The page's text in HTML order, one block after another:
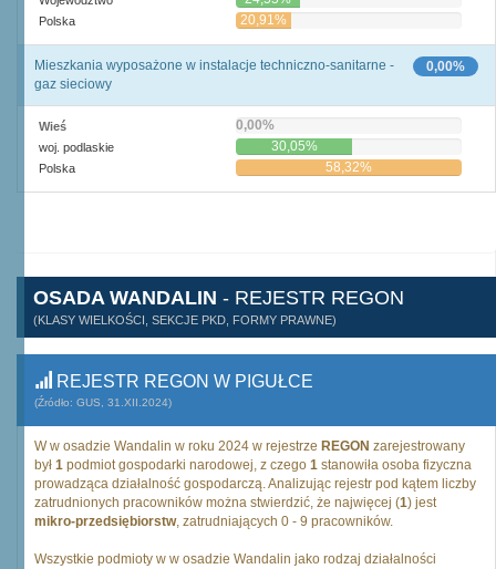
Polska 20,91%
0,00%
Mieszkania wyposażone w instalacje techniczno-sanitarne -
gaz sieciowy
Wieś 0,00%
woj. podlaskie 30,05%
Polska 58,32%
OSADA WANDALIN - REJESTR REGON
(KLASY WIELKOŚCI, SEKCJE PKD, FORMY PRAWNE)
REJESTR REGON W PIGUŁCE
(Źródło: GUS, 31.XII.2024)
W w osadzie Wandalin w roku 2024 w rejestrze REGON zarejestrowany
był 1 podmiot gospodarki narodowej, z czego 1 stanowiła osoba fizyczna
prowadząca działalność gospodarczą. Analizując rejestr pod kątem liczby
zatrudnionych pracowników można stwierdzić, że najwięcej (1) jest
mikro-przedsiębiorstw, zatrudniających 0 - 9 pracowników.
Wszystkie podmioty w w osadzie Wandalin jako rodzaj działalności